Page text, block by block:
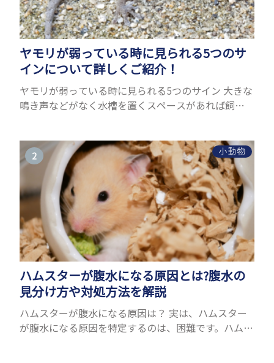
ヤモリが弱っている時に見られる5つのサ
インについて詳しくご紹介！
ヤモリが弱っている時に見られる5つのサイン 大きな
鳴き声などがなく水槽を置くスペースがあれば飼う
でしょうか...
小動物
ハムスターが腹水になる原因とは?腹水の
見分け方や対処方法を解説
ハムスターが腹水になる原因は？ 実は、ハムスター
が腹水になる原因を特定するのは、困難です。ハムス